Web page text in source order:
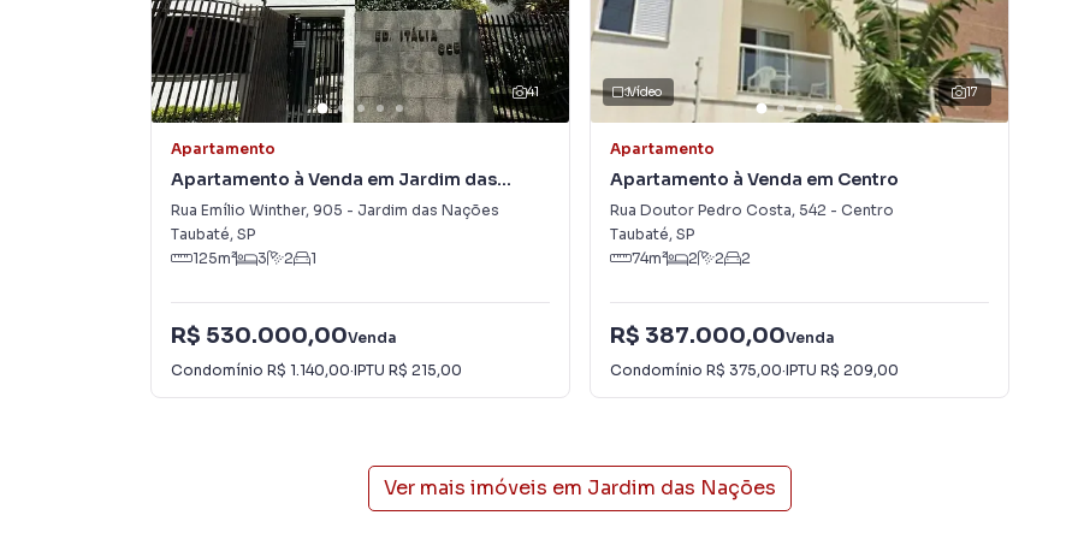
41
Apartamento
Apartamento à Venda em Jardim das
Nações
Rua Emílio Winther, 905 - Jardim das Nações
Taubaté, SP
125m² 3 2 1
R$ 530.000,00Venda
Condomínio R$ 1.140,00·IPTU R$ 215,00
17
Vídeo
Apartamento
Apartamento à Venda em Centro
Rua Doutor Pedro Costa, 542 - Centro
Taubaté, SP
74m² 2 2 2
R$ 387.000,00Venda
Condomínio R$ 375,00·IPTU R$ 209,00
Ver mais imóveis em Jardim das Nações